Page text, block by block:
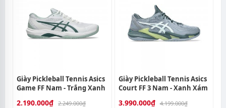
Giày Pickleball Tennis Asics
Game FF Nam - Trắng Xanh
2.190.000₫ 2.249.000₫
Giày Pickleball Tennis Asics
Court FF 3 Nam - Xanh Xám
3.990.000₫ 4.199.000₫